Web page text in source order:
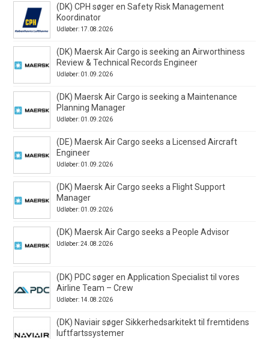
(DK) CPH søger en Safety Risk Management
Koordinator
Udløber: 17.08.2026
(DK) Maersk Air Cargo is seeking an Airworthiness
Review & Technical Records Engineer
Udløber: 01.09.2026
(DK) Maersk Air Cargo is seeking a Maintenance
Planning Manager
Udløber: 01.09.2026
(DE) Maersk Air Cargo seeks a Licensed Aircraft
Engineer
Udløber: 01.09.2026
(DK) Maersk Air Cargo seeks a Flight Support
Manager
Udløber: 01.09.2026
(DK) Maersk Air Cargo seeks a People Advisor
Udløber: 24.08.2026
(DK) PDC søger en Application Specialist til vores
Airline Team – Crew
Udløber: 14.08.2026
(DK) Naviair søger Sikkerhedsarkitekt til fremtidens
luftfartssystemer